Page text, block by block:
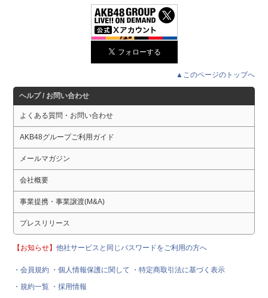
▲このページのトップへ
ヘルプ / お問い合わせ
よくある質問・お問い合わせ
AKB48グループご利用ガイド
メールマガジン
会社概要
事業提携・事業譲渡(M&A)
プレスリリース
【お知らせ】他社サービスと同じパスワードをご利用の方へ
・会員規約 ・個人情報保護に関して
・特定商取引法に基づく表示
・規約一覧 ・採用情報